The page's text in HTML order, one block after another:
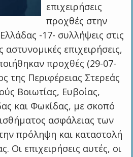
επιχειρήσεις
προχθές στην
-17- συλλήψεις στις
αστυνομικές επιχειρήσεις,
προχθές (29-07-
της Περιφέρειας Στερεάς
Βοιωτίας, Ευβοίας,
και Φωκίδας, με σκοπό
ασφάλειας των
πρόληψη και καταστολή
Οι επιχειρήσεις αυτές, οι